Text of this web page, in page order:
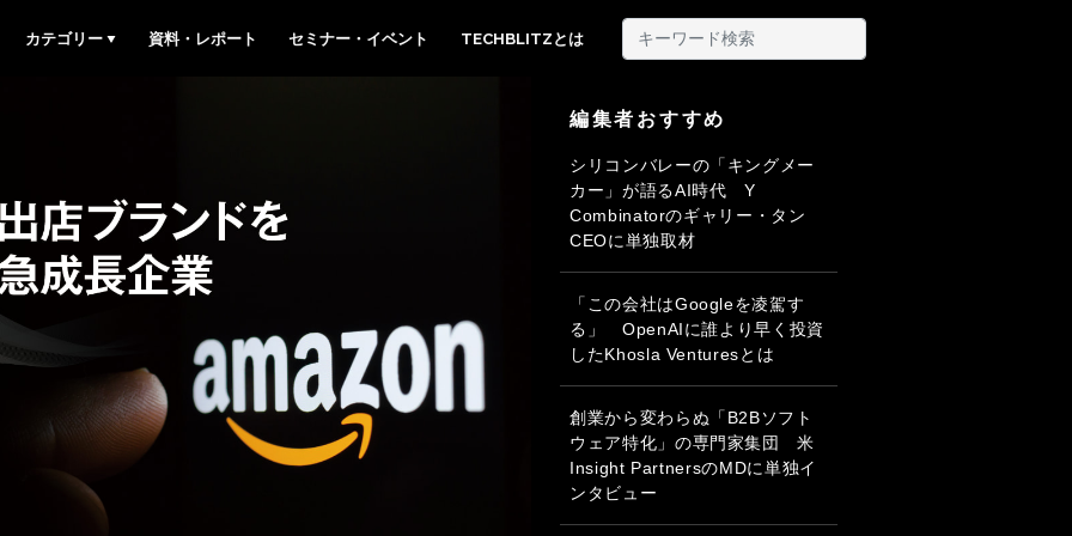
カテゴリー 資料・レポート セミナー・イベント TECHBLITZとは
編集者おすすめ
シリコンバレーの「キングメー
カー」が語るAI時代 Y
Combinatorのギャリー・タン
CEOに単独取材
「この会社はGoogleを凌駕す
る」 OpenAIに誰より早く投資
したKhosla Venturesとは
創業から変わらぬ「B2Bソフト
ウェア特化」の専門家集団 米
Insight PartnersのMDに単独イ
ンタビュー